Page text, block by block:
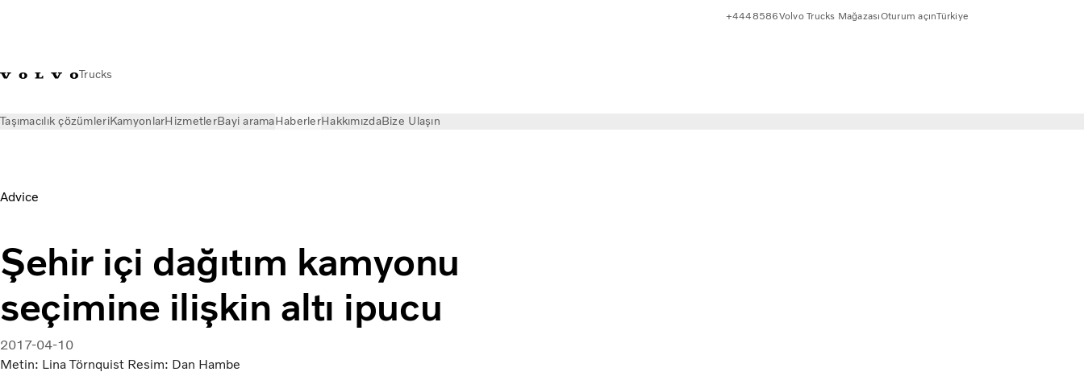
Trucks
+4448586Volvo Trucks MağazasıOturum açınTürkiye
Taşımacılık çözümleriKamyonlarHizmetlerBayi aramaHaberlerHakkımızdaBize Ulaşın
Advice
Şehir içi dağıtım kamyonu
seçimine ilişkin altı ipucu
2017-04-10
Metin: Lina Törnquist Resim: Dan Hambe